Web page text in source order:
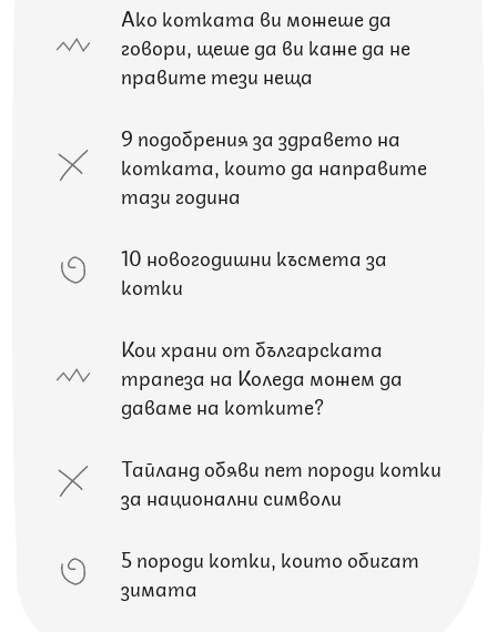
Ако котката ви можеше да
говори, щеше да ви каже да не
правите тези неща
9 подобрения за здравето на
котката, които да направите
тази година
10 новогодишни късмета за
котки
Кои храни от българската
трапеза на Коледа можем да
даваме на котките?
Тайланд обяви пет породи котки
за национални символи
5 породи котки, които обичат
зимата